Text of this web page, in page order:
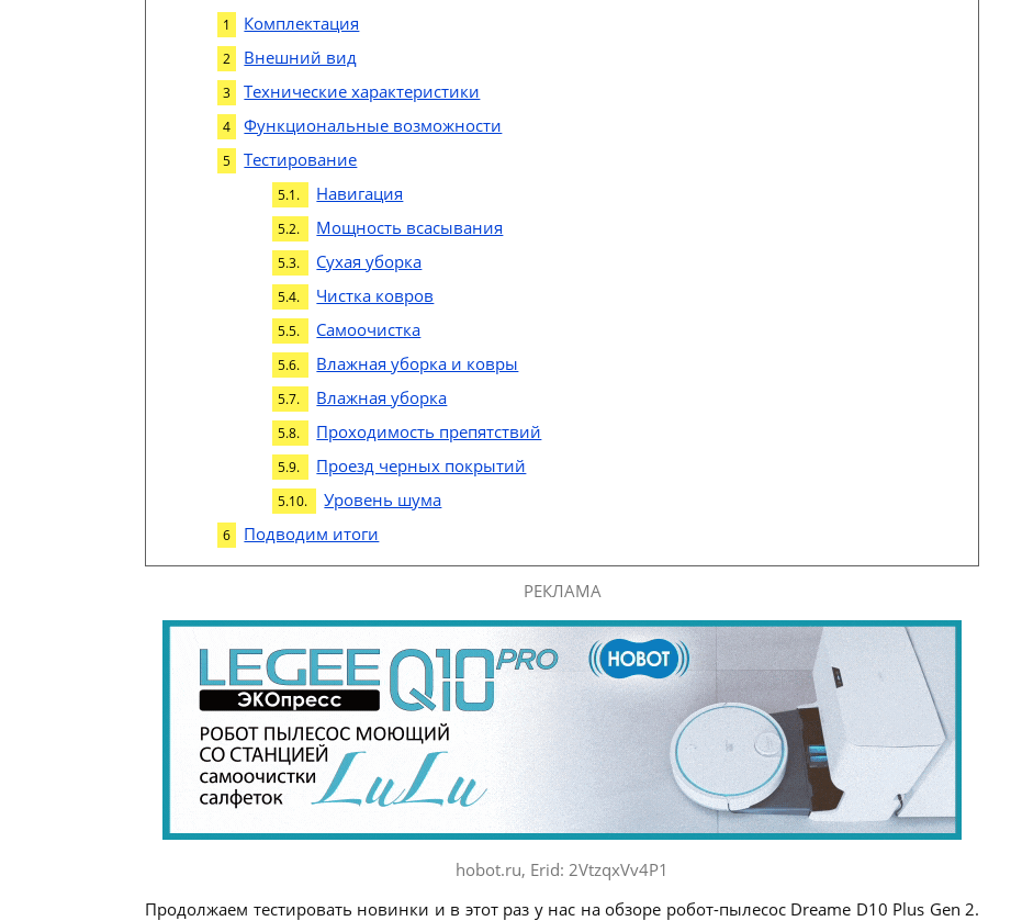
Комплектация
Внешний вид
Технические характеристики
Функциональные возможности
Тестирование
Навигация
Мощность всасывания
Сухая уборка
Чистка ковров
Самоочистка
Влажная уборка и ковры
Влажная уборка
Проходимость препятствий
Проезд черных покрытий
Уровень шума
Подводим итоги
РЕКЛАМА
hobot.ru, Erid: 2VtzqxVv4P1
Продолжаем тестировать новинки и в этот раз у нас на обзоре робот-пылесос Dreame D10 Plus Gen 2.